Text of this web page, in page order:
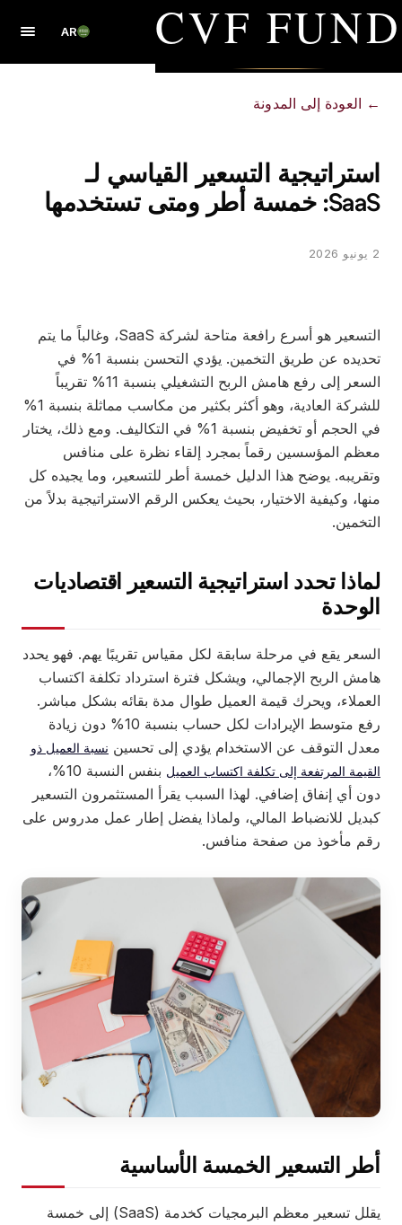
CVF FUND
AR
← العودة إلى المدونة
استراتيجية التسعير القياسي لـ
SaaS: خمسة أطر ومتى تستخدمها
2 يونيو 2026
التسعير هو أسرع رافعة متاحة لشركة SaaS، وغالباً ما يتم
تحديده عن طريق التخمين. يؤدي التحسن بنسبة 1% في
السعر إلى رفع هامش الربح التشغيلي بنسبة 11% تقريباً
للشركة العادية، وهو أكثر بكثير من مكاسب مماثلة بنسبة 1%
في الحجم أو تخفيض بنسبة 1% في التكاليف. ومع ذلك، يختار
معظم المؤسسين رقماً بمجرد إلقاء نظرة على منافس
وتقريبه. يوضح هذا الدليل خمسة أطر للتسعير، وما يجيده كل
منها، وكيفية الاختيار، بحيث يعكس الرقم الاستراتيجية بدلاً من
التخمين.
لماذا تحدد استراتيجية التسعير اقتصاديات
الوحدة
السعر يقع في مرحلة سابقة لكل مقياس تقريبًا يهم. فهو يحدد
هامش الربح الإجمالي، ويشكل فترة استرداد تكلفة اكتساب
العملاء، ويحرك قيمة العميل طوال مدة بقائه بشكل مباشر.
رفع متوسط الإيرادات لكل حساب بنسبة 10% دون زيادة
معدل التوقف عن الاستخدام يؤدي إلى تحسين نسبة العميل ذو
القيمة المرتفعة إلى تكلفة اكتساب العميل
بنفس النسبة 10%،
دون أي إنفاق إضافي. لهذا السبب يقرأ المستثمرون التسعير
كبديل للانضباط المالي، ولماذا يفضل إطار عمل مدروس على
رقم مأخوذ من صفحة منافس.
أطر التسعير الخمسة الأساسية
يقلل تسعير معظم البرمجيات كخدمة (SaaS) إلى خمسة